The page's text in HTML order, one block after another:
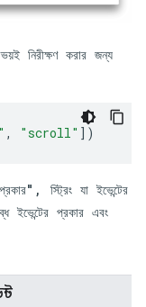
নিরীক্ষণ করার জন্য
, "scroll" ])
স্ট্রিং যা ইভেন্টের
ইভেন্টের প্রকার এবং